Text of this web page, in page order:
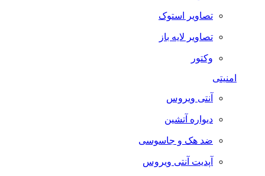
تصاویر استوک
تصاویر لایه باز
وکتور
امنیتی
آنتی ویروس
دیواره آتشین
ضد هک و جاسوسی
آپدیت آنتی ویروس